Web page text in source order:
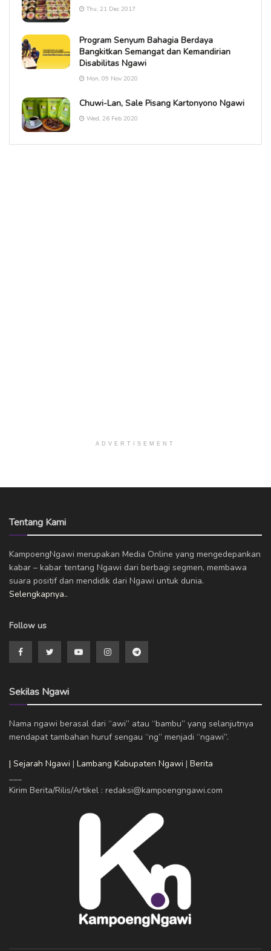
Thu, 21 Dec 2017
Program Senyum Bahagia Berdaya
Bangkitkan Semangat dan Kemandirian
Disabilitas Ngawi
Mon, 09 Nov 2020
Chuwi-Lan, Sale Pisang Kartonyono Ngawi
Wed, 26 Feb 2020
ADVERTISEMENT
Tentang Kami
KampoengNgawi merupakan Media Online yang mengedepankan
kabar – kabar tentang Ngawi dari berbagi segmen, membawa
suara positif dan mendidik dari Ngawi untuk dunia.
Selengkapnya..
Follow us
Sekilas Ngawi
Nama ngawi berasal dari “awi” atau “bambu” yang selanjutnya
mendapat tambahan huruf sengau “ng” menjadi “ngawi”.
| Sejarah Ngawi | Lambang Kabupaten Ngawi | Berita
___
Kirim Berita/Rilis/Artikel : redaksi@kampoengngawi.com